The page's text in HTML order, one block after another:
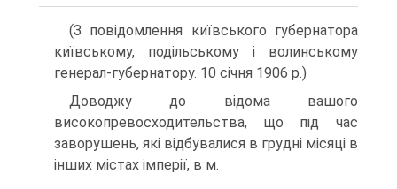
(З повідомлення київського губернатора
київському, подільському і волинському
генерал-губернатору. 10 січня 1906 р.)
Доводжу до відома вашого
високопревосходительства, що під час
заворушень, які відбувалися в грудні місяці в
інших містах імперії, в м.